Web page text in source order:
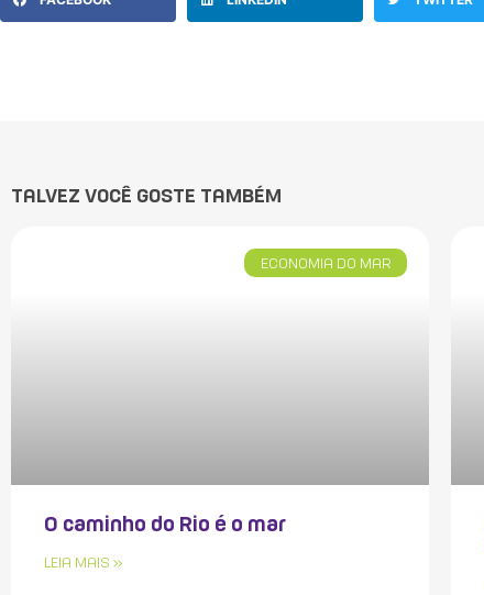
TALVEZ VOCÊ GOSTE TAMBÉM
ECONOMIA DO MAR
O caminho do Rio é o mar
LEIA MAIS »